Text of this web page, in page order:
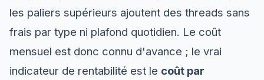
les paliers supérieurs ajoutent des threads sans
frais par type ni plafond quotidien. Le coût
mensuel est donc connu d'avance ; le vrai
indicateur de rentabilité est le coût par